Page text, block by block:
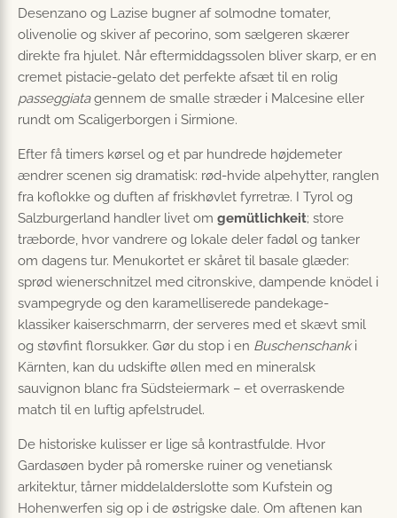
Desenzano og Lazise bugner af solmodne tomater,
olivenolie og skiver af pecorino, som sælgeren skærer
direkte fra hjulet. Når eftermiddagssolen bliver skarp, er en
cremet pistacie-gelato det perfekte afsæt til en rolig
passeggiatagennem de smalle stræder i Malcesine eller
rundt om Scaligerborgen i Sirmione.
Efter få timers kørsel og et par hundrede højdemeter
ændrer scenen sig dramatisk: rød-hvide alpehytter, ranglen
fra koflokke og duften af friskhøvlet fyrretræ. I Tyrol og
Salzburgerland handler livet om gemütlichkeit; store
træborde, hvor vandrere og lokale deler fadøl og tanker
om dagens tur. Menukortet er skåret til basale glæder:
sprød wienerschnitzel med citronskive, dampende knödel i
svampegryde og den karamelliserede pandekage-
klassiker kaiserschmarrn, der serveres med et skævt smil
og støvfint florsukker. Gør du stop i en Buschenschanki
Kärnten, kan du udskifte øllen med en mineralsk
sauvignon blanc fra Südsteiermark – et overraskende
match til en luftig apfelstrudel.
De historiske kulisser er lige så kontrastfulde. Hvor
Gardasøen byder på romerske ruiner og venetiansk
arkitektur, tårner middelalderslotte som Kufstein og
Hohenwerfen sig op i de østrigske dale. Om aftenen kan